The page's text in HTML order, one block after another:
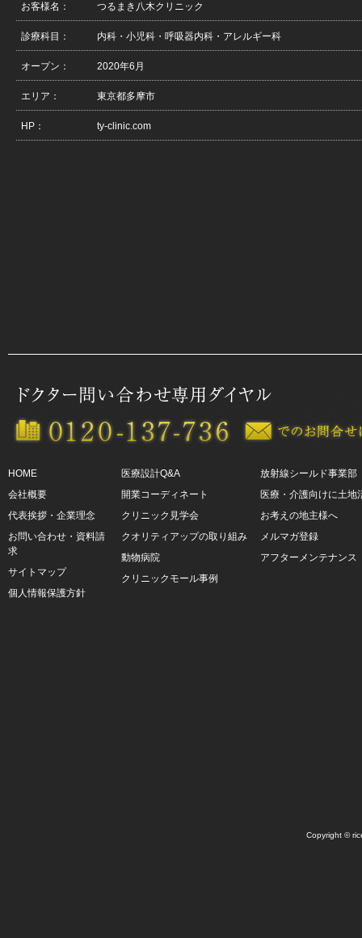
お客様名： つるまき八木クリニック
診療科目： 内科・小児科・呼吸器内科・アレルギー科
オープン： 2020年6月
エリア： 東京都多摩市
HP： ty-clinic.com
HOME
会社概要
代表挨拶・企業理念
お問い合わせ・資料請
求
サイトマップ
個人情報保護方針
医療設計Q&A
開業コーディネート
クリニック見学会
クオリティアップの取り組み
動物病院
クリニックモール事例
放射線シールド事業部
医療・介護向けに土地
お考えの地主様へ
メルマガ登録
アフターメンテナンス
Copyright ©